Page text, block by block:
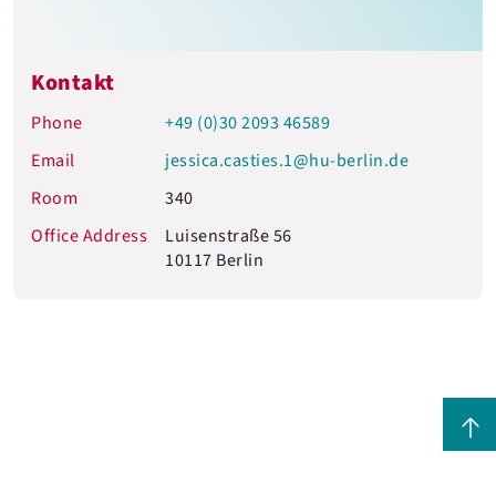
Kontakt
Phone
+49 (0)30 2093 46589
Email
jessica.casties.1@hu-berlin.de
Room
340
Office Address
Luisenstraße 56
10117 Berlin